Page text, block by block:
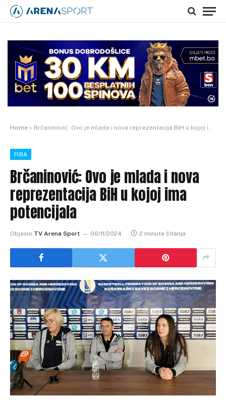
Home » Brčaninović: Ovo je mlada i nova reprezentacija BiH u kojoj ima potencijala
FIBA
Brčaninović: Ovo je mlada i nova
reprezentacija BiH u kojoj ima
potencijala
Objavio TV Arena Sport 06/11/2024 2 minute čitanja